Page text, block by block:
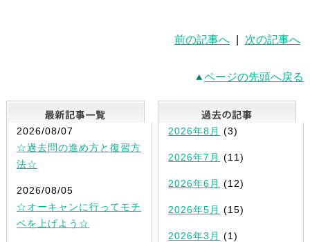
前の記事へ 次の記事へ
ページの先頭へ戻る
最新記事一覧
2026/08/07
☆過去問の進め方と復習方
法☆
2026/08/05
☆オーキャンに行ってモチ
ベを上げよう☆
2026年8月 (3)
2026年7月 (11)
2026年6月 (12)
2026年5月 (15)
2026年3月 (1)